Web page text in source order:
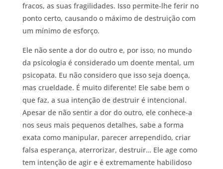
fracos, as suas fragilidades. Isso permite-lhe ferir no
ponto certo, causando o máximo de destruição com
um mínimo de esforço.
Ele não sente a dor do outro e, por isso, no mundo
da psicologia é considerado um doente mental, um
psicopata. Eu não considero que isso seja doença,
mas crueldade. É muito diferente! Ele sabe bem o
que faz, a sua intenção de destruir é intencional.
Apesar de não sentir a dor do outro, ele conhece-a
nos seus mais pequenos detalhes, sabe a forma
exata como manipular, parecer arrependido, criar
falsa esperança, aterrorizar, destruir… Ele age como
tem intenção de agir e é extremamente habilidoso